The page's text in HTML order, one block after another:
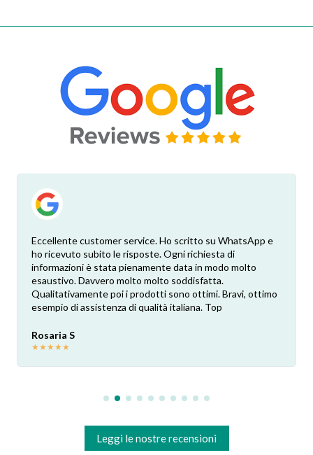
Eccellente customer service. Ho scritto su WhatsApp e
ho ricevuto subito le risposte. Ogni richiesta di
informazioni è stata pienamente data in modo molto
esaustivo. Davvero molto molto soddisfatta.
Qualitativamente poi i prodotti sono ottimi. Bravi, ottimo
esempio di assistenza di qualità italiana. Top
Rosaria S
★★★★★
Leggi le nostre recensioni